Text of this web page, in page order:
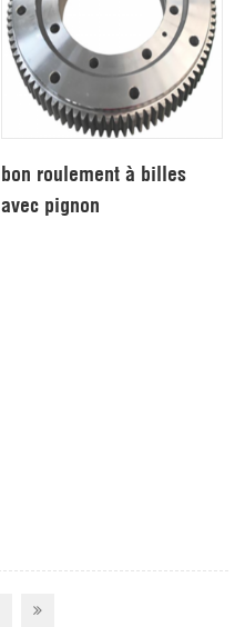
bon roulement à billes
avec pignon